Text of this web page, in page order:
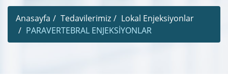
Anasayfa Tedavilerimiz
Lokal Enjeksiyonlar
PARAVERTEBRAL ENJEKSİYONLAR